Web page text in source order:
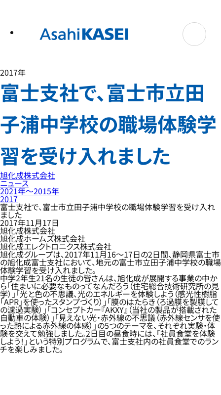
2017年
富士支社で、富士市立田
子浦中学校の職場体験学
習を受け入れました
旭化成株式会社
ニュース
2021年〜2015年
2017
富士支社で、富士市立田子浦中学校の職場体験学習を受け入れ
ました
2017年11月17日
旭化成株式会社
旭化成ホームズ株式会社
旭化成エレクトロニクス株式会社
旭化成グループは、2017年11月16～17日の2日間、静岡県富士市
の旭化成富士支社において、地元の富士市立田子浦中学校の職場
体験学習を受け入れました。
中学2年生21名の生徒の皆さんは、旭化成が展開する事業の中か
ら「住まいに必要なものってなんだろう（住宅総合技術研究所の見
学）」「光と色の不思議、光のエネルギーを体験しよう（感光性樹脂
「APR」を使ったスタンプづくり）」「膜のはたらき（ろ過膜を製膜して
の濾過実験）」「コンセプトカー『AKXY』（当社の製品が搭載された
自動車の体験）」「見えない光・赤外線の不思議（赤外線センサを使
った熱による赤外線の体感）」の5つのテーマを、それぞれ実験・体
験を交えて勉強しました。2日目の昼食時には、「社員食堂を体験
しよう！」という特別プログラムで、富士支社内の社員食堂でのラン
チを楽しみました。